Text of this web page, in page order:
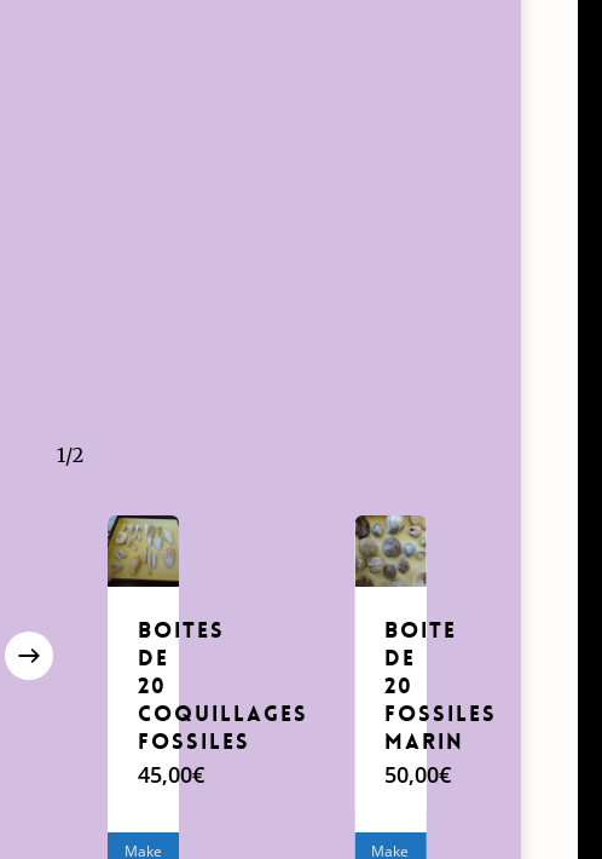
1/2
Boites
de
20
coquillages
fossiles
45,00€
Make
Boite
de
20
fossiles
Marin
50,00€
Make